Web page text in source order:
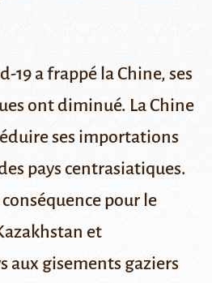
19 a frappé la Chine, ses
ont diminué. La Chine
ses importations
pays centrasiatiques.
conséquence pour le
et
aux gisements gaziers